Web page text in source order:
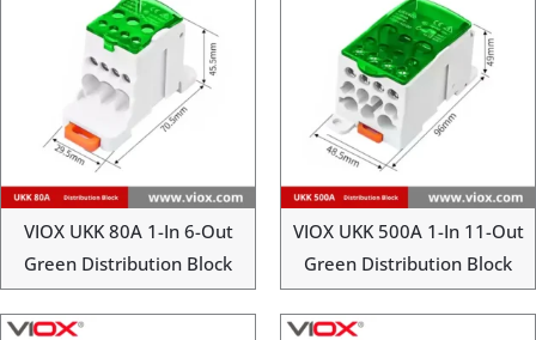
VIOX UKK 80A 1-In 6-Out
Green Distribution Block
VIOX UKK 500A 1-In 11-Out
Green Distribution Block